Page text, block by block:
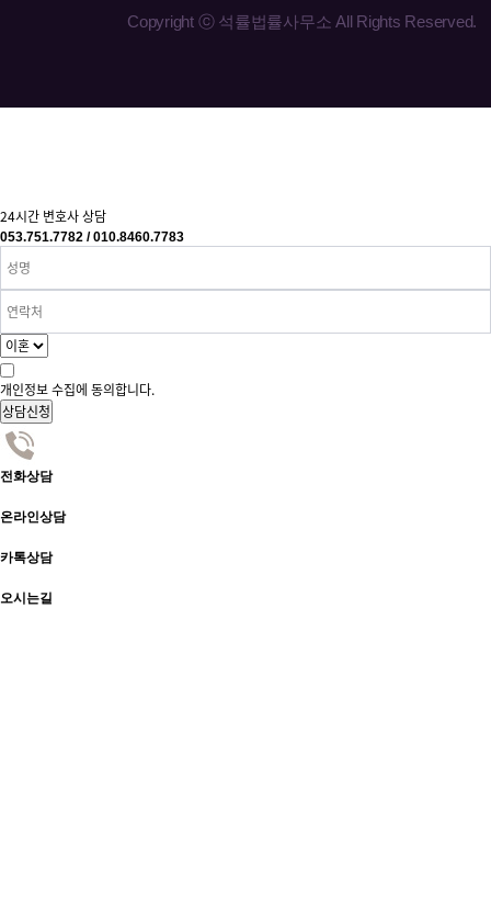
Copyright ⓒ 석률법률사무소 All Rights Reserved.
24시간 변호사 상담
053.751.7782 / 010.8460.7783
개인정보 수집에 동의합니다.
상담신청
전화상담
온라인상담
카톡상담
오시는길